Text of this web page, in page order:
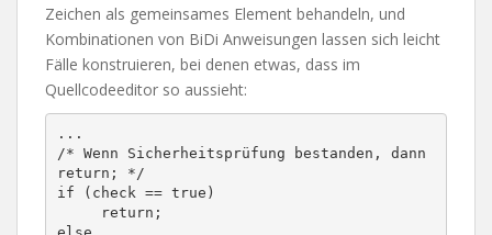
Zeichen als gemeinsames Element behandeln, und
Kombinationen von BiDi Anweisungen lassen sich leicht
Fälle konstruieren, bei denen etwas, dass im
Quellcodeeditor so aussieht:
...
/* Wenn Sicherheitsprüfung bestanden, dann
return; */
if (check == true)